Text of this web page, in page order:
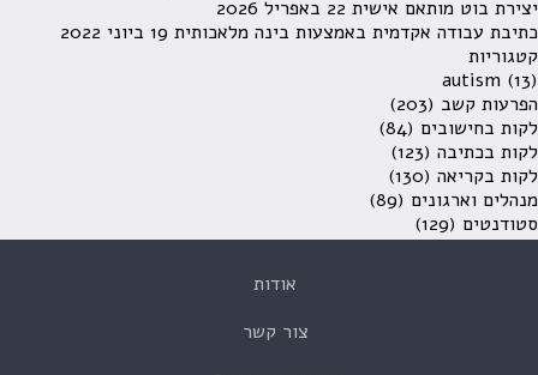
יצירת בוט מותאם אישית 22 באפריל 2026
כתיבת עבודה אקדמית באמצעות בינה מלאכותית 19 ביוני 2022
קטגוריות
autism (13)
הפרעות קשב (203)
לקות בחישובים (84)
לקות בכתיבה (123)
לקות בקריאה (130)
מנהלים וארגונים (89)
סטודנטים (129)
אודות
צור קשר